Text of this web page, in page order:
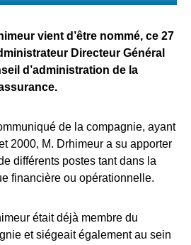
vient d’être nommé, ce 27
Directeur Général
d’administration de la
de la compagnie, ayant
2000, M. Drhimeur a su apporter
différents postes tant dans la
financière ou opérationnelle.
était déjà membre du
et siégeait également au sein